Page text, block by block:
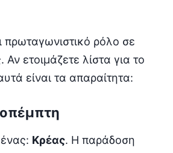
πρωταγωνιστικό ρόλο σε
Αν ετοιμάζετε λίστα για το
είναι τα απαραίτητα:
Κρέας. Η παράδοση